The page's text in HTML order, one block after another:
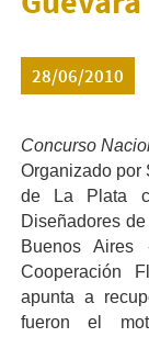
28/06/2010
Concurso
Organizado por
de La Plata
Diseñadores
Buenos
Cooperación
apunta a
fueron el